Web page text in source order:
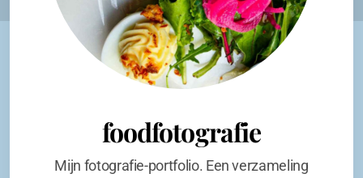
foodfotografie
Mijn fotografie-portfolio. Een verzameling